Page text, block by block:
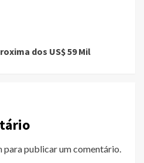
dos US$ 59 Mil
para publicar um comentário.